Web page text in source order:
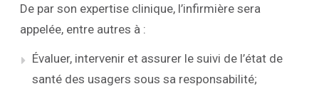
De par son expertise clinique, l’infirmière sera
appelée, entre autres à :
Évaluer, intervenir et assurer le suivi de l’état de
santé des usagers sous sa responsabilité;